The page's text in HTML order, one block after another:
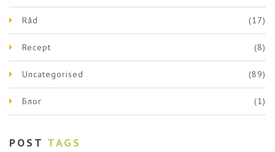
Råd (17)
Recept (8)
Uncategorised (89)
Блог (1)
POST TAGS